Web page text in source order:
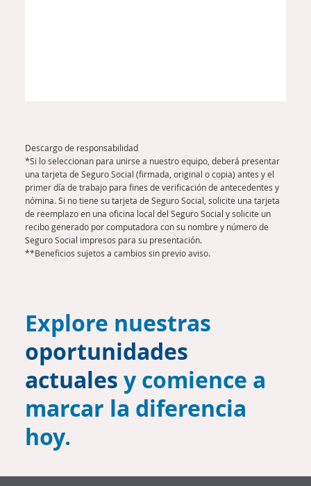
Descargo de responsabilidad
*Si lo seleccionan para unirse a nuestro equipo, deberá presentar
una tarjeta de Seguro Social (firmada, original o copia) antes y el
primer día de trabajo para fines de verificación de antecedentes y
nómina. Si no tiene su tarjeta de Seguro Social, solicite una tarjeta
de reemplazo en una oficina local del Seguro Social y solicite un
recibo generado por computadora con su nombre y número de
Seguro Social impresos para su presentación.
**Beneficios sujetos a cambios sin previo aviso.
Explore nuestras
oportunidades
actuales y comience a
marcar la diferencia
hoy.